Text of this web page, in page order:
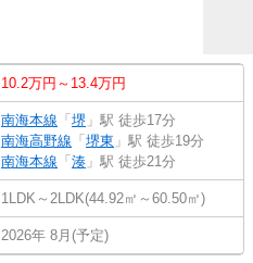
10.2万円～13.4万円
南海本線 「 堺 」駅 徒歩17分
南海高野線 「 堺東 」駅 徒歩19分
南海本線 「 湊 」駅 徒歩21分
1LDK～2LDK(44.92㎡～60.50㎡)
2026年 8月(予定)